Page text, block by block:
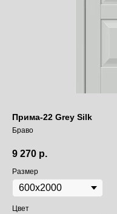
Прима-22 Grey Silk
Браво
9 270 р.
Размер
Цвет